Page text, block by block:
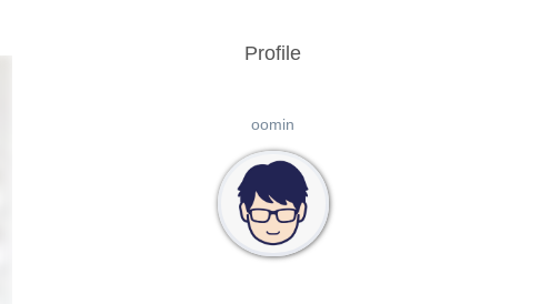
Profile
oomin